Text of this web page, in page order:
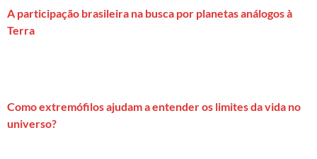
A participação brasileira na busca por planetas análogos à
Terra
Como extremófilos ajudam a entender os limites da vida no
universo?